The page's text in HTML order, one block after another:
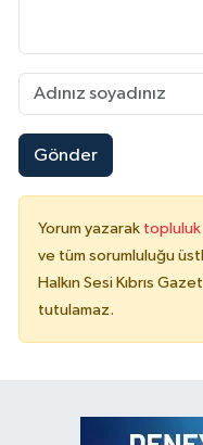
Gönder
Yorum yazarak topluluk
ve tüm sorumluluğu
Halkın Sesi Kıbrıs
tutulamaz.